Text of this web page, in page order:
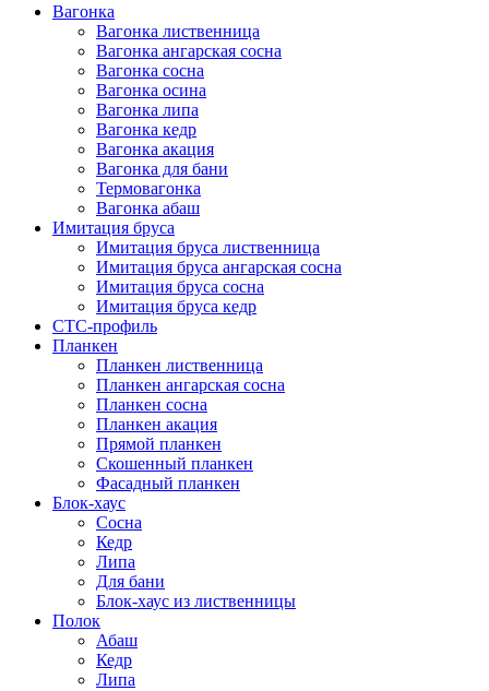
Вагонка
Вагонка лиственница
Вагонка ангарская сосна
Вагонка сосна
Вагонка осина
Вагонка липа
Вагонка кедр
Вагонка акация
Вагонка для бани
Термовагонка
Вагонка абаш
Имитация бруса
Имитация бруса лиственница
Имитация бруса ангарская сосна
Имитация бруса сосна
Имитация бруса кедр
СТС-профиль
Планкен
Планкен лиственница
Планкен ангарская сосна
Планкен сосна
Планкен акация
Прямой планкен
Скошенный планкен
Фасадный планкен
Блок-хаус
Сосна
Кедр
Липа
Для бани
Блок-хаус из лиственницы
Полок
Абаш
Кедр
Липа